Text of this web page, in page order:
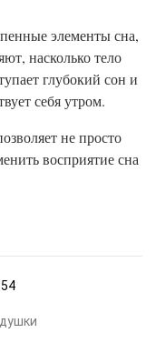
элементы сна,
насколько тело
глубокий сон и
себя утром.
не просто
восприятие сна
54